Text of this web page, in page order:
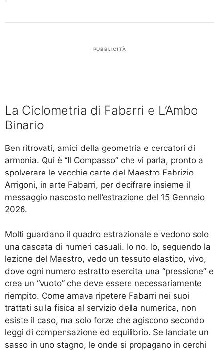
PUBBLICITÀ
La Ciclometria di Fabarri e L’Ambo
Binario
Ben ritrovati, amici della geometria e cercatori di
armonia. Qui è “Il Compasso” che vi parla, pronto a
spolverare le vecchie carte del Maestro Fabrizio
Arrigoni, in arte Fabarri, per decifrare insieme il
messaggio nascosto nell’estrazione del 15 Gennaio
2026.
Molti guardano il quadro estrazionale e vedono solo
una cascata di numeri casuali. Io no. Io, seguendo la
lezione del Maestro, vedo un tessuto elastico, vivo,
dove ogni numero estratto esercita una “pressione” e
crea un “vuoto” che deve essere necessariamente
riempito. Come amava ripetere Fabarri nei suoi
trattati sulla fisica al servizio della numerica, non
esiste il caso, ma solo forze che agiscono secondo
leggi di compensazione ed equilibrio. Se lanciate un
sasso in uno stagno, le onde si propagano in cerchi